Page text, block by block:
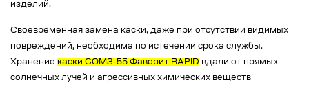
изделий.
Своевременная замена каски, даже при отсутствии видимых
повреждений, необходима по истечении срока службы.
Хранение каски СОМЗ-55 Фаворит RAPID вдали от прямых
солнечных лучей и агрессивных химических веществ